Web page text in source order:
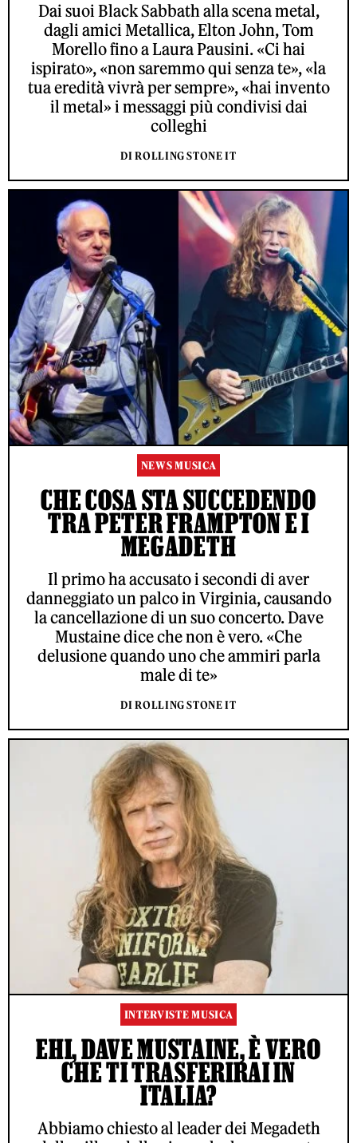
Dai suoi Black Sabbath alla scena metal,
dagli amici Metallica, Elton John, Tom
Morello fino a Laura Pausini. «Ci hai
ispirato», «non saremmo qui senza te», «la
tua eredità vivrà per sempre», «hai invento
il metal» i messaggi più condivisi dai
colleghi
DI ROLLING STONE IT
NEWS MUSICA
CHE COSA STA SUCCEDENDO
TRA PETER FRAMPTON E I
MEGADETH
Il primo ha accusato i secondi di aver
danneggiato un palco in Virginia, causando
la cancellazione di un suo concerto. Dave
Mustaine dice che non è vero. «Che
delusione quando uno che ammiri parla
male di te»
DI ROLLING STONE IT
INTERVISTE MUSICA
EHI, DAVE MUSTAINE, È VERO
CHE TI TRASFERIRAI IN
ITALIA?
Abbiamo chiesto al leader dei Megadeth